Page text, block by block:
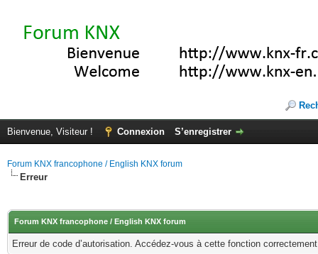
Bienvenue, Visiteur ! Connexion S’enregistrer
Forum KNX francophone / English KNX forum
Erreur
Forum KNX francophone / English KNX forum
Erreur de code d’autorisation. Accédez-vous à cette fonction